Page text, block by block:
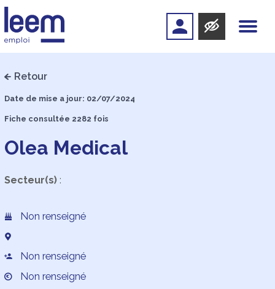
Retour
Date de mise a jour: 02/07/2024
Fiche consultée 2282 fois
Olea Medical
Secteur(s):
Non renseigné
Non renseigné
Non renseigné